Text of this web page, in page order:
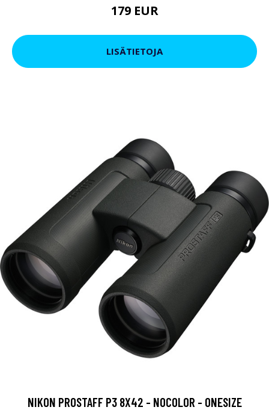
179 EUR
LISÄTIETOJA
NIKON PROSTAFF P3 8X42 - NOCOLOR - ONESIZE